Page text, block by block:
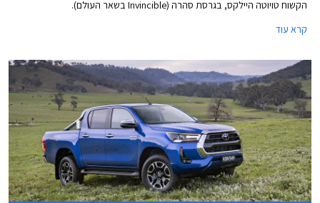
הקשוח טויוטה היילקס, בגרסת סהרה (Invincible בשאר העולם).
קרא עוד